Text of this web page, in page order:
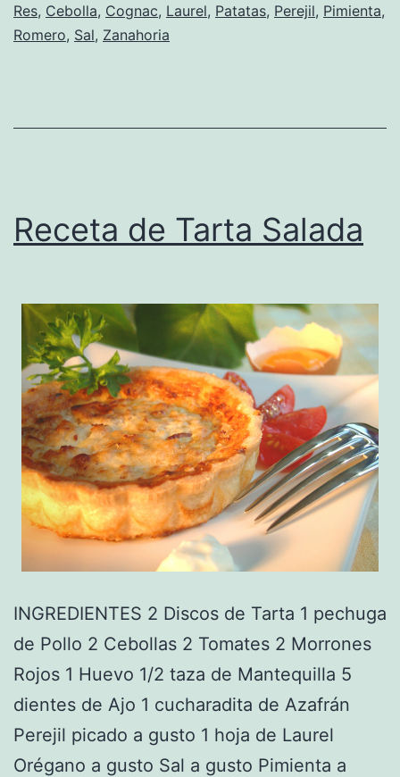
Res, Cebolla, Cognac, Laurel, Patatas, Perejil, Pimienta,
Romero, Sal, Zanahoria
Receta de Tarta Salada
INGREDIENTES 2 Discos de Tarta 1 pechuga
de Pollo 2 Cebollas 2 Tomates 2 Morrones
Rojos 1 Huevo 1/2 taza de Mantequilla 5
dientes de Ajo 1 cucharadita de Azafrán
Perejil picado a gusto 1 hoja de Laurel
Orégano a gusto Sal a gusto Pimienta a